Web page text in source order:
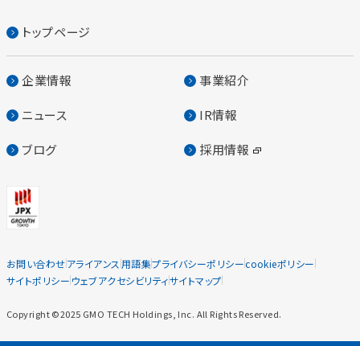
トップページ
企業情報 事業紹介
ニュース IR情報
ブログ 採用情報
お問い合わせアライアンス 用語集プライバシーポリシーcookieポリシー
サイトポリシー ウェブアクセシビリティサイトマップ
Copyright ©2025 GMO TECH Holdings, Inc. All Rights Reserved.